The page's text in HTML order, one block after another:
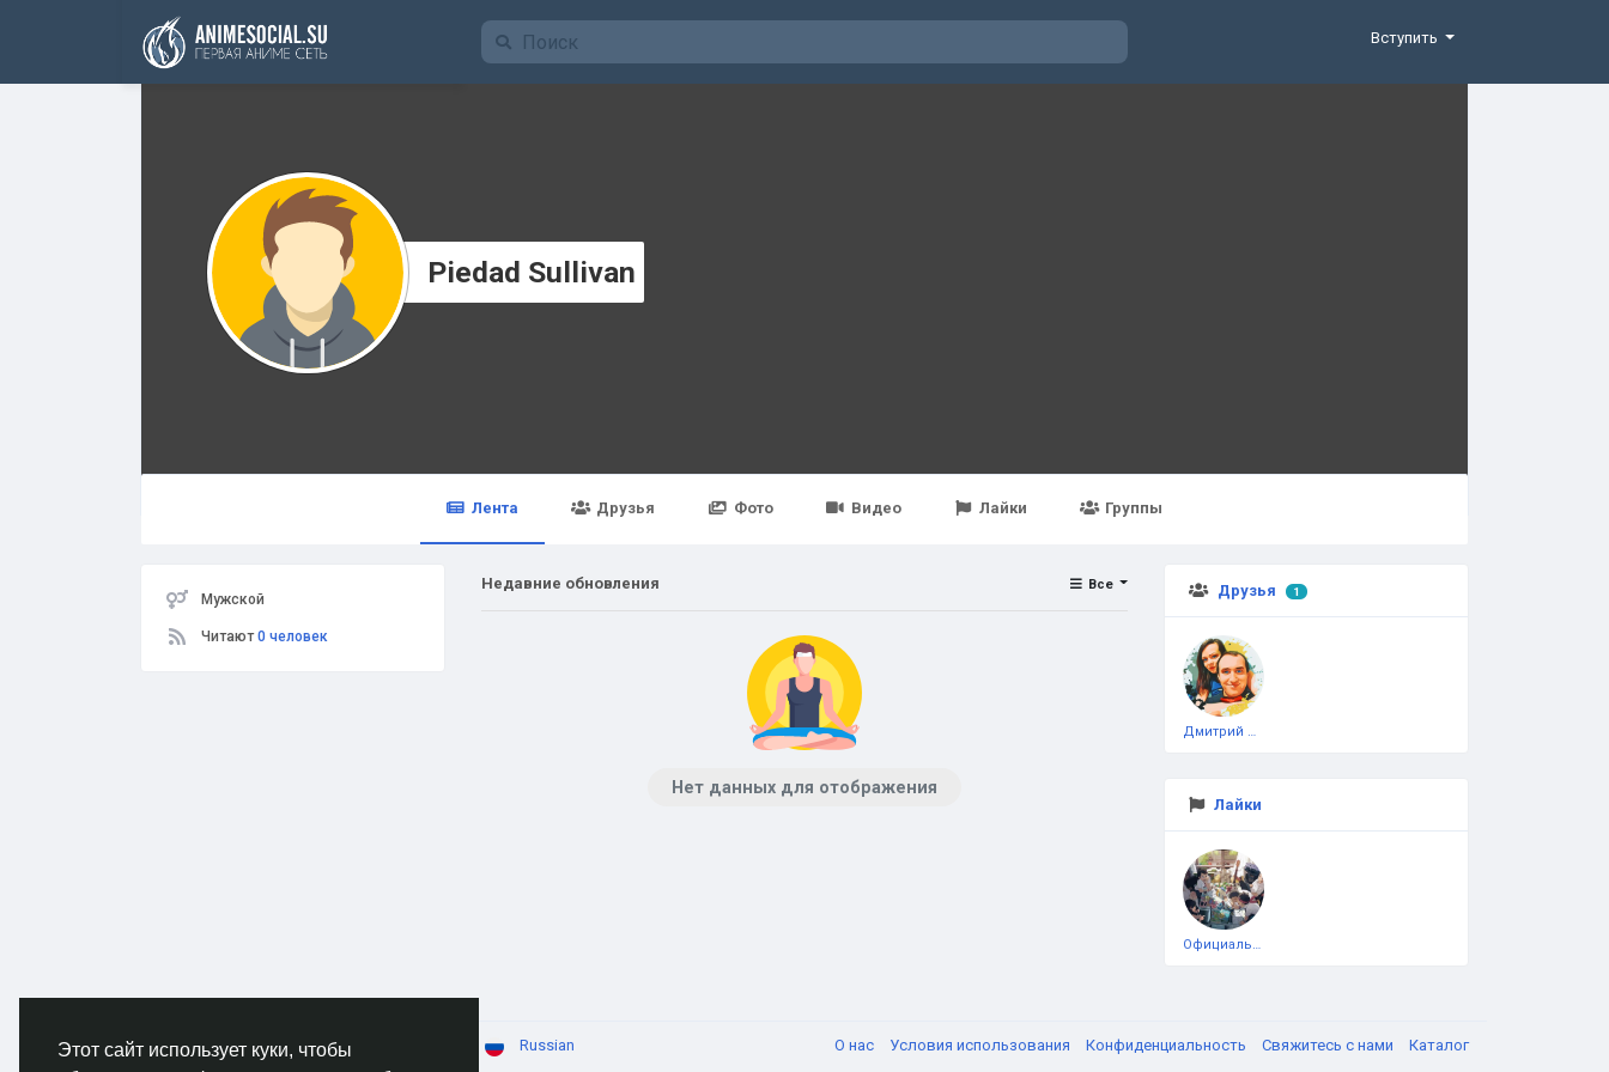
Этот сайт использует куки, чтобы
Funding
Вступить
Piedad Sullivan
Лента Друзья Фото Видео Лайки Группы
Мужской
Читают0 человек
Друзья 1
Дмитрий Чеботарёв
Лайки
Официальная тестовая страница
Недавние обновления Все
Нет данных для отображения
© 2026 AnimeSocial.SU - Первая аниме сеть! Russian О нас Условия использования Конфиденциальность Свяжитесь с нами Каталог